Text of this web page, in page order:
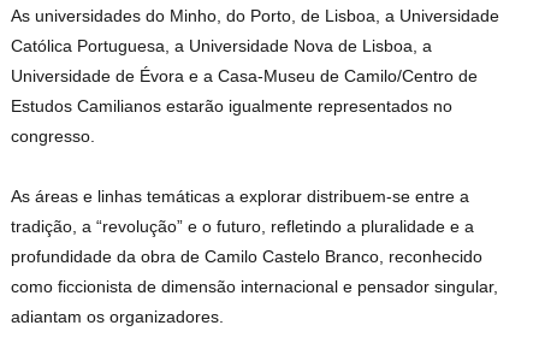
As universidades do Minho, do Porto, de Lisboa, a Universidade
Católica Portuguesa, a Universidade Nova de Lisboa, a
Universidade de Évora e a Casa-Museu de Camilo/Centro de
Estudos Camilianos estarão igualmente representados no
congresso.
As áreas e linhas temáticas a explorar distribuem-se entre a
tradição, a “revolução” e o futuro, refletindo a pluralidade e a
profundidade da obra de Camilo Castelo Branco, reconhecido
como ficcionista de dimensão internacional e pensador singular,
adiantam os organizadores.